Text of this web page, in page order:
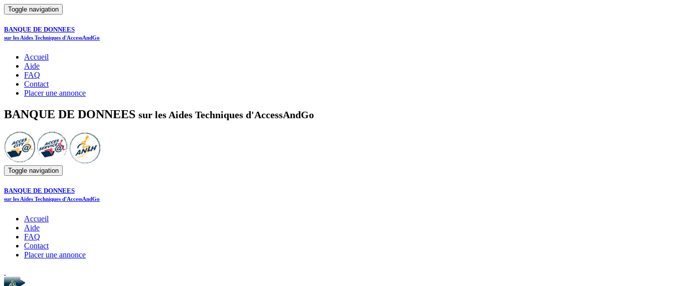
Toggle navigation
BANQUE DE DONNEES
sur les Aides Techniques d'AccessAndGo
Accueil
Aide
FAQ
Contact
Placer une annonce
BANQUE DE DONNEES sur les Aides Techniques d'AccessAndGo
Toggle navigation
BANQUE DE DONNEES
sur les Aides Techniques d'AccessAndGo
Accueil
Aide
FAQ
Contact
Placer une annonce